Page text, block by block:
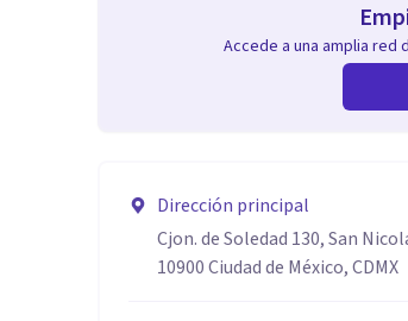
Accede a una amplia red
Dirección principal
Cjon. de Soledad 130, San
10900 Ciudad de México, CDMX